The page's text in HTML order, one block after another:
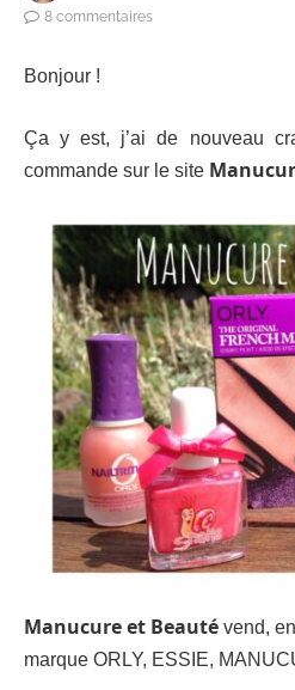
8 commentaires
Bonjour !
Ça y est, j’ai de nouveau
commande sur le site
Manucure et Beauté vend,
marque ORLY, ESSIE,